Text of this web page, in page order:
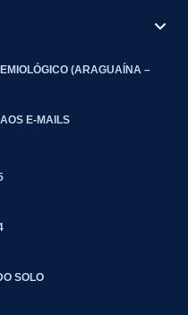
(ARAGUAÍNA –
E-MAILS
SOLO